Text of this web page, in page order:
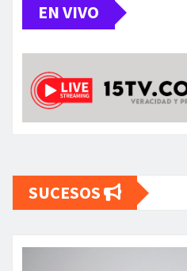
EN VIVO
SUCESOS